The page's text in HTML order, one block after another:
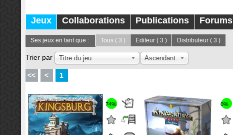
Jeux Collaborations Publications Forums
Ses jeux en tant que : Tous( 3 ) Editeur( 3 ) Distributeur( 3 )
Trier par Titre du jeu Ascendant
<< < 1
74% 0%